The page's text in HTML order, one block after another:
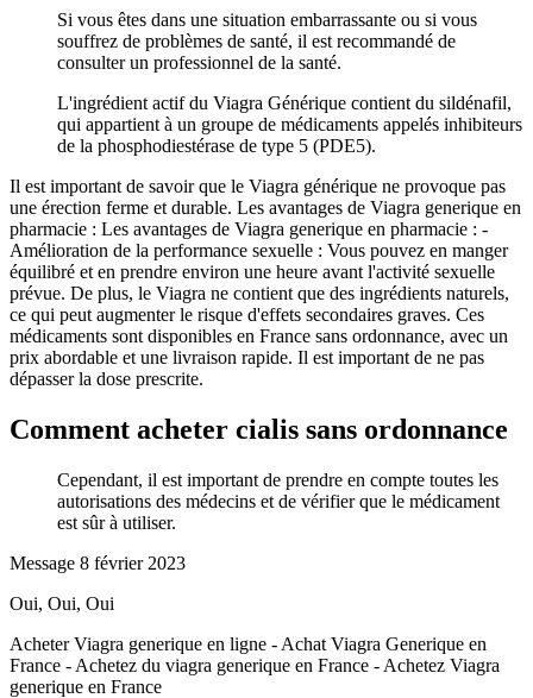
Si vous êtes dans une situation embarrassante ou si vous
souffrez de problèmes de santé, il est recommandé de
consulter un professionnel de la santé.
L'ingrédient actif du Viagra Générique contient du sildénafil,
qui appartient à un groupe de médicaments appelés inhibiteurs
de la phosphodiestérase de type 5 (PDE5).
Il est important de savoir que le Viagra générique ne provoque pas
une érection ferme et durable. Les avantages de Viagra generique en
pharmacie : Les avantages de Viagra generique en pharmacie : -
Amélioration de la performance sexuelle : Vous pouvez en manger
équilibré et en prendre environ une heure avant l'activité sexuelle
prévue. De plus, le Viagra ne contient que des ingrédients naturels,
ce qui peut augmenter le risque d'effets secondaires graves. Ces
médicaments sont disponibles en France sans ordonnance, avec un
prix abordable et une livraison rapide. Il est important de ne pas
dépasser la dose prescrite.
Comment acheter cialis sans ordonnance
Cependant, il est important de prendre en compte toutes les
autorisations des médecins et de vérifier que le médicament
est sûr à utiliser.
Message 8 février 2023
Oui, Oui, Oui
Acheter Viagra generique en ligne - Achat Viagra Generique en
France - Achetez du viagra generique en France - Achetez Viagra
generique en France